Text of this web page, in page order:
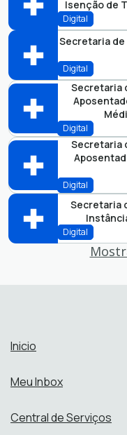
Perfis:
FAZ
Secretaria
Abrir online > Via
Perfis:
Isenção de
Digital
FAZ
Secretaria
Abrir online > Via
Perfis:
Secretaria de
Digital
FAZ
Secretaria
Abrir online > Via
Perfis:
Secretaria
Digital
FAZ
Secretaria
Abrir online > Via
Perfis:
Secretaria
Digital
FAZ
Secretaria
Abrir online > Via
Secretaria
Digital
Inicio
Meu Inbox
Central de Serviços